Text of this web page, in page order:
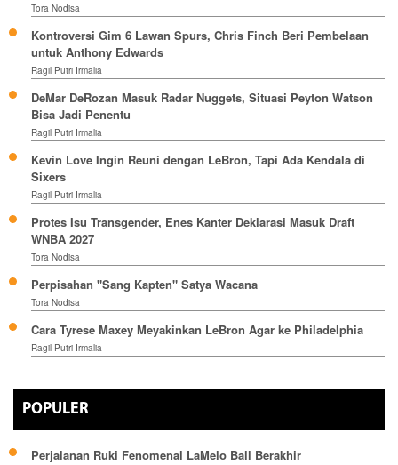
Tora Nodisa
Kontroversi Gim 6 Lawan Spurs, Chris Finch Beri Pembelaan
untuk Anthony Edwards
Ragil Putri Irmalia
DeMar DeRozan Masuk Radar Nuggets, Situasi Peyton Watson
Bisa Jadi Penentu
Ragil Putri Irmalia
Kevin Love Ingin Reuni dengan LeBron, Tapi Ada Kendala di
Sixers
Ragil Putri Irmalia
Protes Isu Transgender, Enes Kanter Deklarasi Masuk Draft
WNBA 2027
Tora Nodisa
Perpisahan "Sang Kapten" Satya Wacana
Tora Nodisa
Cara Tyrese Maxey Meyakinkan LeBron Agar ke Philadelphia
Ragil Putri Irmalia
POPULER
Perjalanan Ruki Fenomenal LaMelo Ball Berakhir